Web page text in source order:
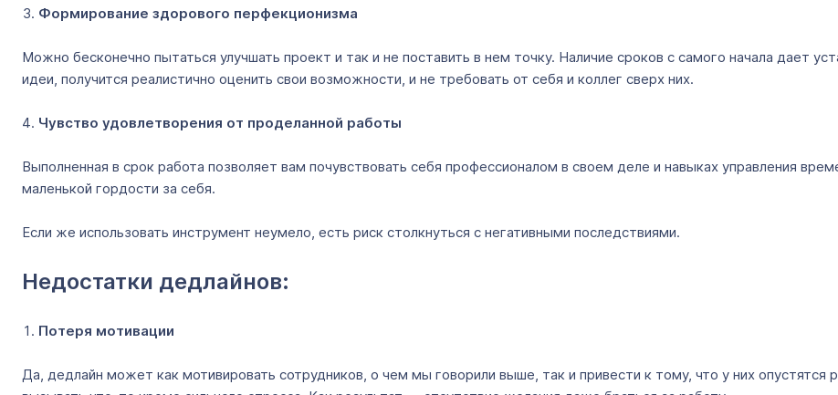
Формирование здорового перфекционизма
Можно бесконечно пытаться улучшать проект и так и не поставить в нем точку. Наличие сроков с самого начала дает
идеи, получится реалистично оценить свои возможности, и не требовать от себя и коллег сверх них.
Чувство удовлетворения от проделанной работы
Выполненная в срок работа позволяет вам почувствовать себя профессионалом в своем деле и навыках управления
маленькой гордости за себя.
Если же использовать инструмент неумело, есть риск столкнуться с негативными последствиями.
Недостатки дедлайнов:
Потеря мотивации
Да, дедлайн может как мотивировать сотрудников, о чем мы говорили выше, так и привести к тому, что у них опустятся